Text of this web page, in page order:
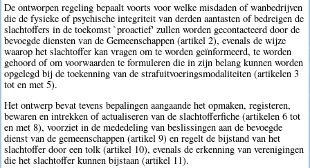
De ontworpen regeling bepaalt voorts voor welke misdaden of wanbedrijven
die de fysieke of psychische integriteit van derden aantasten of bedreigen de
slachtoffers in de toekomst `proactief' zullen worden gecontacteerd door de
bevoegde diensten van de Gemeenschappen (artikel 2), evenals de wijze
waarop het slachtoffer kan vragen om te worden geïnformeerd, te worden
gehoord of om voorwaarden te formuleren die in zijn belang kunnen worden
opgelegd bij de toekenning van de strafuitvoeringsmodaliteiten (artikelen 3
tot en met 5).
Het ontwerp bevat tevens bepalingen aangaande het opmaken, registeren,
bewaren en intrekken of actualiseren van de slachtofferfiche (artikelen 6 tot
en met 8), voorziet in de mededeling van beslissingen aan de bevoegde
dienst van de gemeenschappen (artikel 9) en regelt de bijstand van het
slachtoffer door een tolk (artikel 10), evenals de erkenning van verenigingen
die het slachtoffer kunnen bijstaan (artikel 11).